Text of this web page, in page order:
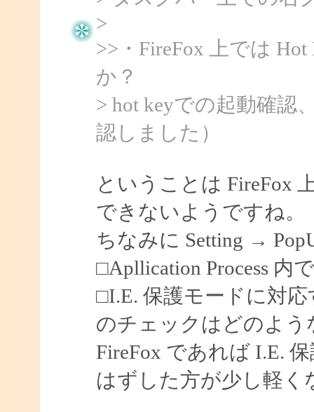
>
>>・FireFox 上では
か？
> hot keyでの起動確認
認しました）
ということは FireFox
できないようですね。
ちなみに Setting →
□Apllication Process 内
□I.E. 保護モードに対応
のチェックはどのよう
FireFox であれば I.E.
はずした方が少し軽く